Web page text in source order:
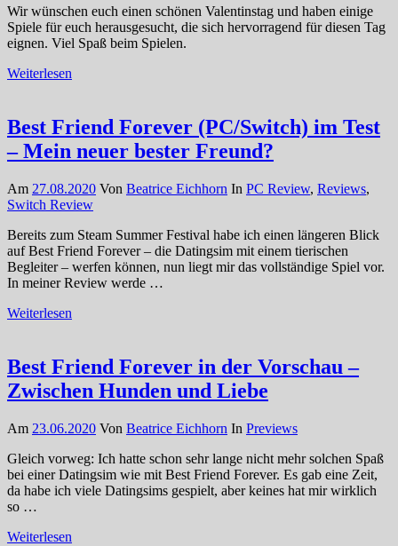
Wir wünschen euch einen schönen Valentinstag und haben einige
Spiele für euch herausgesucht, die sich hervorragend für diesen Tag
eignen. Viel Spaß beim Spielen.
Weiterlesen
Best Friend Forever (PC/Switch) im Test
– Mein neuer bester Freund?
Am 27.08.2020 Von Beatrice Eichhorn In PC Review, Reviews,
Switch Review
Bereits zum Steam Summer Festival habe ich einen längeren Blick
auf Best Friend Forever – die Datingsim mit einem tierischen
Begleiter – werfen können, nun liegt mir das vollständige Spiel vor.
In meiner Review werde …
Weiterlesen
Best Friend Forever in der Vorschau –
Zwischen Hunden und Liebe
Am 23.06.2020 Von Beatrice Eichhorn In Previews
Gleich vorweg: Ich hatte schon sehr lange nicht mehr solchen Spaß
bei einer Datingsim wie mit Best Friend Forever. Es gab eine Zeit,
da habe ich viele Datingsims gespielt, aber keines hat mir wirklich
so …
Weiterlesen